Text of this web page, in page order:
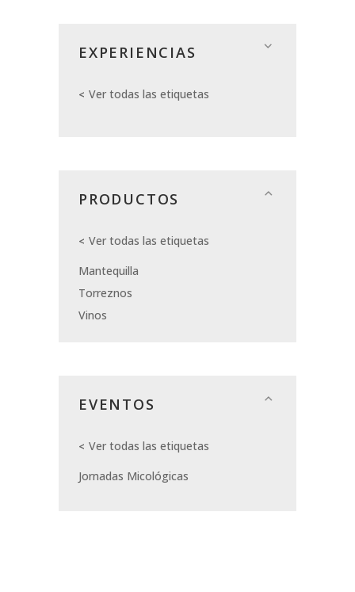
EXPERIENCIAS
Ver todas las etiquetas
PRODUCTOS
Ver todas las etiquetas
Mantequilla
Torreznos
Vinos
EVENTOS
Ver todas las etiquetas
Jornadas Micológicas